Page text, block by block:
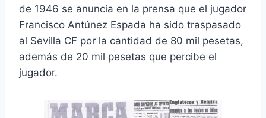
de 1946 se anuncia en la prensa que el jugador
Francisco Antúnez Espada ha sido traspasado
al Sevilla CF por la cantidad de 80 mil pesetas,
además de 20 mil pesetas que percibe el
jugador.